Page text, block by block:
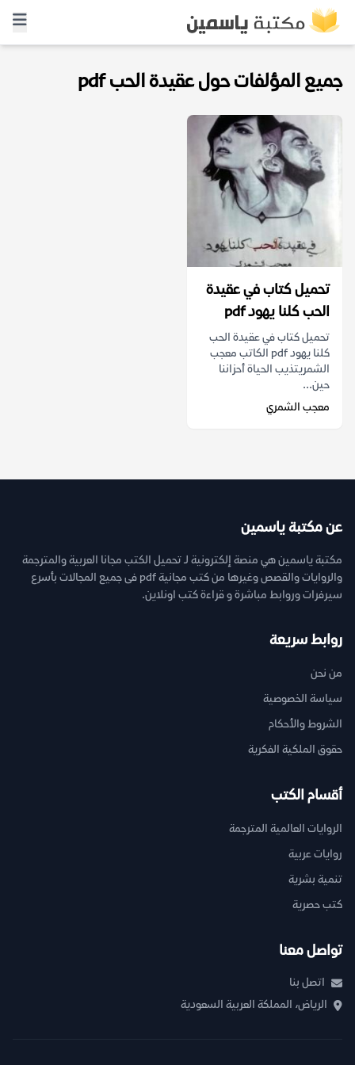
جميع المؤلفات حول عقيدة الحب pdf
تحميل كتاب في عقيدة
الحب كلنا يهود pdf
تحميل كتاب في عقيدة الحب
كلنا يهود pdf الكاتب معجب
الشمريتذيب الحياة أحزاننا
حين...
معجب الشمري
عن مكتبة ياسمين
مكتبة ياسمين هي منصة إلكترونية لـ تحميل الكتب مجانا العربية والمترجمة
والروايات والقصص وغيرها من كتب مجانية pdf فى جميع المجالات بأسرع
سيرفرات وروابط مباشرة و قراءة كتب اونلاين.
روابط سريعة
من نحن
سياسة الخصوصية
الشروط والأحكام
حقوق الملكية الفكرية
أقسام الكتب
الروايات العالمية المترجمة
روايات عربية
تنمية بشرية
كتب حصرية
تواصل معنا
اتصل بنا
الرياض، المملكة العربية السعودية